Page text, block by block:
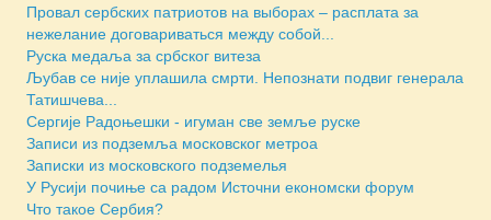
Провал сербских патриотов на выборах – расплата за
нежелание договариваться между собой...
Руска медаља за србског витеза
Љубав се није уплашила смрти. Непознати подвиг генерала
Татишчева...
Сергије Радоњешки - игуман све земље руске
Записи из подземља московског метроа
Зaписки из московского подземелья
У Русији почиње са радом Источни економски форум
Что такое Сербия?